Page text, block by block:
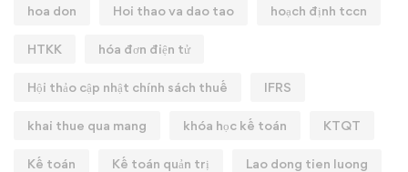
hoa don Hoi thao va dao tao hoạch định tccn
HTKK hóa đơn điện tử
Hội thảo cập nhật chính sách thuế IFRS
khai thue qua mang khóa học kế toán KTQT
Kế toán Kế toán quản trị Lao dong tien luong